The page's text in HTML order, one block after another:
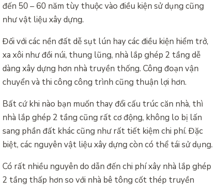
đến 50 – 60 năm tùy thuộc vào điều kiện sử dụng cũng
như vật liệu xây dựng.
Đối với các nền đất dễ sụt lún hay các điều kiện hiểm trở,
xa xôi như đồi núi, thung lũng, nhà lắp ghép 2 tầng dễ
dàng xây dựng hơn nhà truyền thống. Công đoạn vận
chuyển và thi công công trình cũng thuận lợi hơn.
Bất cứ khi nào bạn muốn thay đổi cấu trúc căn nhà, thì
nhà lắp ghép 2 tầng cũng rất cơ động, không lo bị lấn
sang phần đất khác cũng như rất tiết kiệm chi phí. Đặc
biệt, các nguyên vật liệu xây dựng còn có thể tái sử dụng.
Có rất nhiều nguyên do dẫn đến chi phí xây nhà lắp ghép
2 tầng thấp hơn so với nhà bê tông cốt thép truyền